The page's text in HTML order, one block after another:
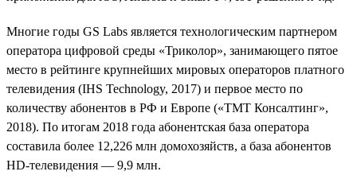
Многие годы GS Labs является технологическим партнером
оператора цифровой среды «Триколор», занимающего пятое
место в рейтинге крупнейших мировых операторов платного
телевидения (IHS Technology, 2017) и первое место по
количеству абонентов в РФ и Европе («ТМТ Консалтинг»,
2018). По итогам 2018 года абонентская база оператора
составила более 12,226 млн домохозяйств, а база абонентов
HD-телевидения — 9,9 млн.